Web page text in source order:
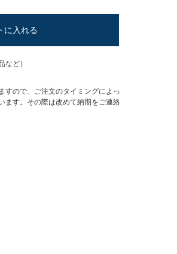
に入れる
など）
すので、ご注文のタイミングによっ
ます。その際は改めて納期をご連絡